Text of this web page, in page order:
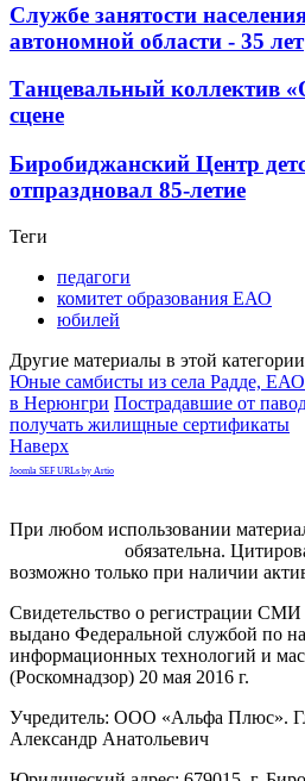
Службе занятости
автономной области - 35 лет
Танцевальный коллектив
сцене
Биробиджанский Центр
отпраздновал 85-летие
Теги
педагоги
комитет образования ЕАО
юбилей
Другие материалы в этой
Юные самбисты из села Радде,
в Нерюнгри Пострадавшие от
получать жилищные сертификаты
Наверх
Joomla SEF URLs by Artio
При любом использовании
обязательна.
возможно только при наличии
Свидетельство о регистрации СМИ
выдано Федеральной службой по
информационных технологий и
(Роскомнадзор) 20 мая 2016 г.
Учредитель: ООО «Альфа Плюс».
Александр Анатольевич